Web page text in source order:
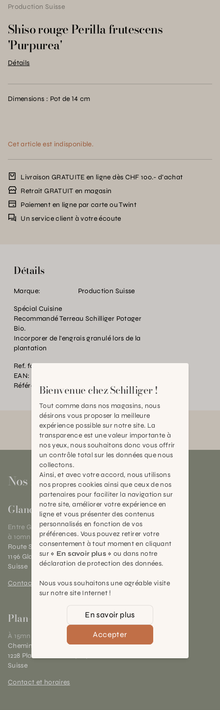
Production Suisse
Shiso rouge Perilla frutescens
'Purpurea'
Détails
Dimensions : Pot de 14 cm
Cet article est indisponible.
Livraison GRATUITE en ligne dès CHF 100.- d’achat
Retrait GRATUIT en magasin
Paiement en ligne par carte ou Twint
Un service client à votre écoute
Détails
Marque: Production Suisse
Spécial Cuisine
Recommandé Terreau Schilliger Potager
Bio.
Incorporer de l'engrais granulé lors de la
plantation
Ref. fournisseur:
64328
EAN:
Référence:
MC.017330.0000.0000.0000
Nos magasins
Gland
Entre Genève et Lausanne,
à 10mn de Nyon
Route Suisse 40
1196 Gland (VD)
Suisse
Contact et horaires
Plan-les-Ouates
À 15mn du centre de Genève
Chemin des Charrotons 25
1228 Plan-les-Ouates (GE)
Suisse
Contact et horaires
Bienvenue chez Schilliger !
Tout comme dans nos magasins, nous
désirons vous proposer la meilleure
expérience possible sur notre site. La
transparence est une valeur importante à
nos yeux, nous souhaitons donc vous offrir
un contrôle total sur les données que nous
collectons.
Ainsi, et avec votre accord, nous utilisons
nos propres cookies ainsi que ceux de nos
partenaires pour faciliter la navigation sur
notre site, améliorer votre expérience en
ligne et vous présenter des contenus
personnalisés en fonction de vos
préférences. Vous pouvez retirer votre
consentement à tout moment en cliquant
sur « En savoir plus » ou dans notre
déclaration de protection des données.
Nous vous souhaitons une agréable visite
sur notre site Internet !
En savoir plus
Accepter